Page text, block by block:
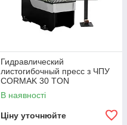
Гидравлический
листогибочный пресс з ЧПУ
CORMAK 30 TON
В наявності
Ціну уточнюйте